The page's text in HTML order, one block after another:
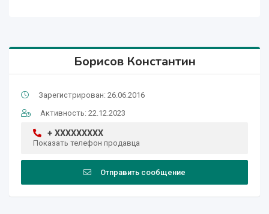
Борисов Константин
Зарегистрирован: 26.06.2016
Активность: 22.12.2023
+ XXXXXXXXX
Показать телефон продавца
Отправить сообщение